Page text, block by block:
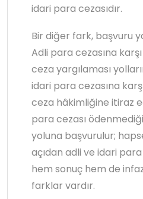
idari para cezasıdır.
Bir diğer fark, başvuru
Adli para cezasına
ceza yargılaması
idari para cezasına
ceza hâkimliğine itiraz
para cezası
yoluna başvurulur;
açıdan adli ve idari
hem sonuç hem de
farklar vardır.